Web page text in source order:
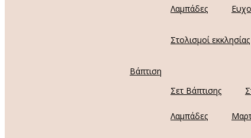
Λαμπάδες
Στολισμοί εκκλησίας
Βάπτιση
Σετ Βάπτισης
Λαμπάδες